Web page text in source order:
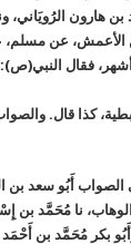
هارون الرُويَاني،
الأعمش، عن مسلم،
فقال النبي(ص):
كذا قال.
الصواب أَبُو سعد بن
نا مُحَمَّد بن
بكر مُحَمَّد بن أَحْمَد